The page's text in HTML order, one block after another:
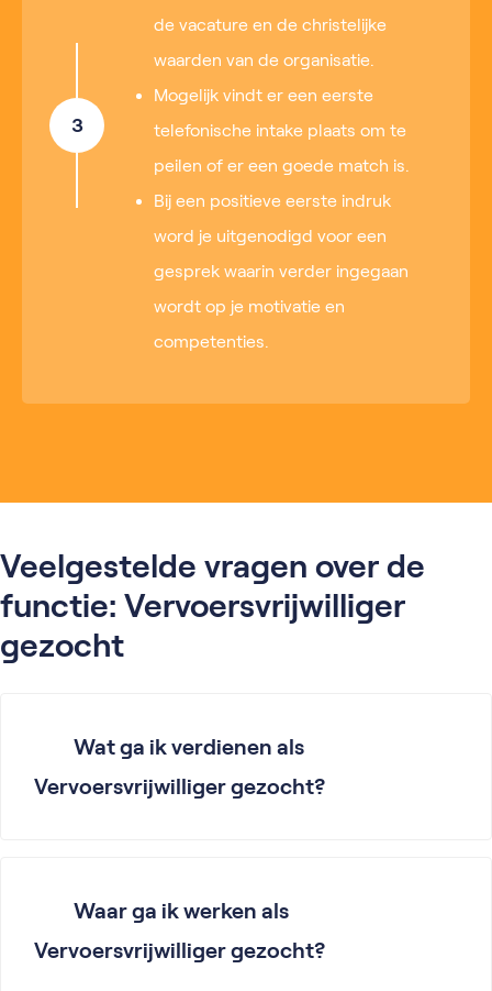
3
de vacature en de christelijke
waarden van de organisatie.
Mogelijk vindt er een eerste
telefonische intake plaats om te
peilen of er een goede match is.
Bij een positieve eerste indruk
word je uitgenodigd voor een
gesprek waarin verder ingegaan
wordt op je motivatie en
competenties.
Veelgestelde vragen over de
functie: Vervoersvrijwilliger
gezocht
Wat ga ik verdienen als
Vervoersvrijwilliger gezocht?
Waar ga ik werken als
Vervoersvrijwilliger gezocht?